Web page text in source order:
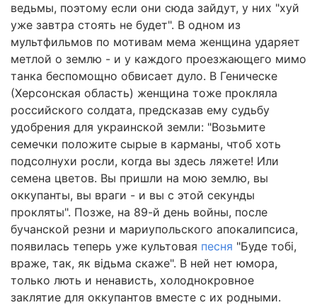
ведьмы, поэтому если они сюда зайдут, у них "хуй
уже завтра стоять не будет". В одном из
мультфильмов по мотивам мема женщина ударяет
метлой о землю - и у каждого проезжающего мимо
танка беспомощно обвисает дуло. В Геническе
(Херсонская область) женщина тоже прокляла
российского солдата, предсказав ему судьбу
удобрения для украинской земли: "Возьмите
семечки положите сырые в карманы, чтоб хоть
подсолнухи росли, когда вы здесь ляжете! Или
семена цветов. Вы пришли на мою землю, вы
оккупанты, вы враги - и вы с этой секунды
прокляты". Позже, на 89-й день войны, после
бучанской резни и мариупольского апокалипсиса,
появилась теперь уже культовая песня "Буде тобі,
враже, так, як відьма скаже". В ней нет юмора,
только лють и ненависть, холоднокровное
заклятие для оккупантов вместе с их родными.